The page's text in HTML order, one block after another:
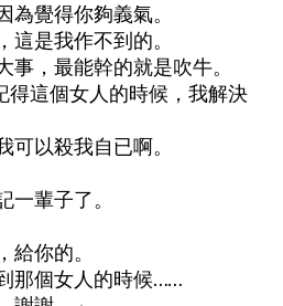
覺得你夠義氣。
是我作不到的。
，最能幹的就是吹牛。
這個女人的時候，我解決
以殺我自已啊。
輩子了。
你的。
那個女人的時候……